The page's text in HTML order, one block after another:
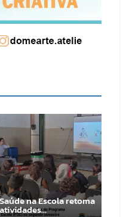
Saúde na Escola retoma
atividades…